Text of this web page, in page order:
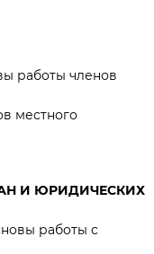
работы членов
местного
И ЮРИДИЧЕСКИХ
работы с